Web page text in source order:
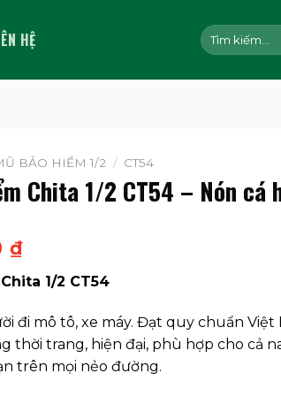
HỆ
Tìm
kiếm:
BẢO HIỂM 1/2 / CT54
Chita 1/2 CT54 – Nón cá
₫
1/2 CT54
đi mô tô, xe máy. Đạt quy chuẩn
thời trang, hiện đại, phù hợp cho cả
trên mọi nẻo đường.